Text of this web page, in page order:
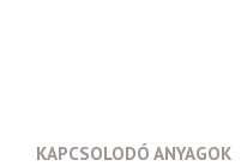
KAPCSOLODÓ ANYAGOK